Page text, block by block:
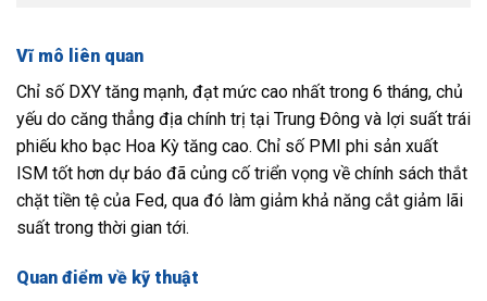
Vĩ mô liên quan
Chỉ số DXY tăng mạnh, đạt mức cao nhất trong 6 tháng, chủ
yếu do căng thẳng địa chính trị tại Trung Đông và lợi suất trái
phiếu kho bạc Hoa Kỳ tăng cao. Chỉ số PMI phi sản xuất
ISM tốt hơn dự báo đã củng cố triển vọng về chính sách thắt
chặt tiền tệ của Fed, qua đó làm giảm khả năng cắt giảm lãi
suất trong thời gian tới.
Quan điểm về kỹ thuật